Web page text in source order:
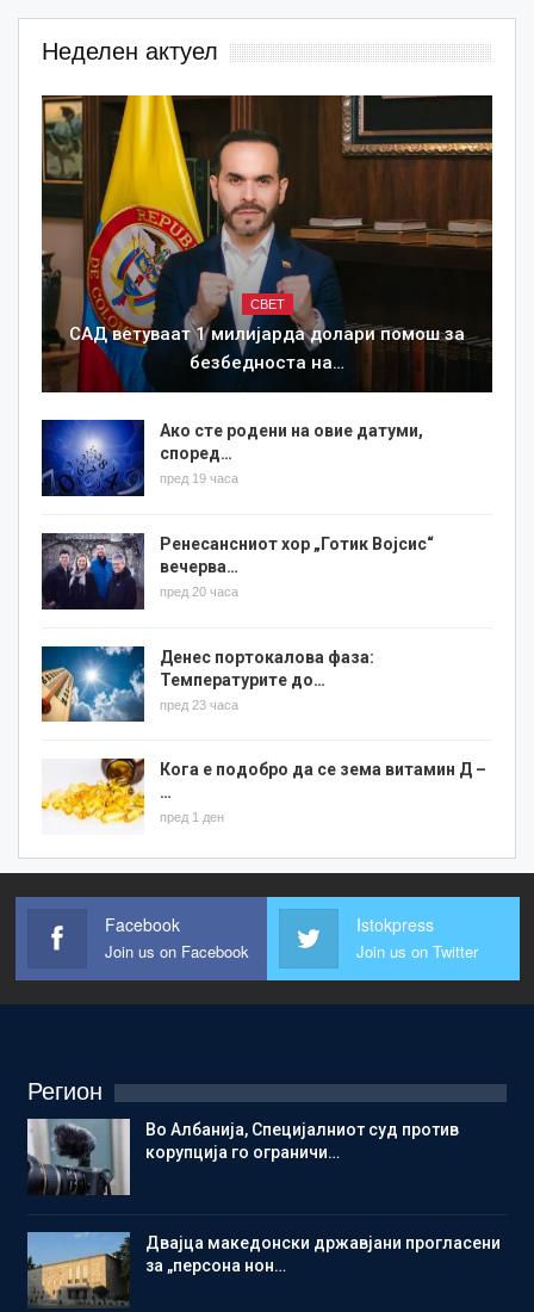
Неделен актуел
СВЕТ
САД ветуваат 1 милијарда долари помош за
безбедноста на…
Ако сте родени на овие датуми,
според…
пред 19 часа
Ренесансниот хор „Готик Војсис“
вечерва…
пред 20 часа
Денес портокалова фаза:
Температурите до…
пред 23 часа
Кога е подобро да се зема витамин Д –
…
пред 1 ден
Facebook
Join us on Facebook
Istokpress
Join us on Twitter
Регион
Во Албанија, Специјалниот суд против
корупција го ограничи…
Двајца македонски државјани прогласени
за „персона нон…